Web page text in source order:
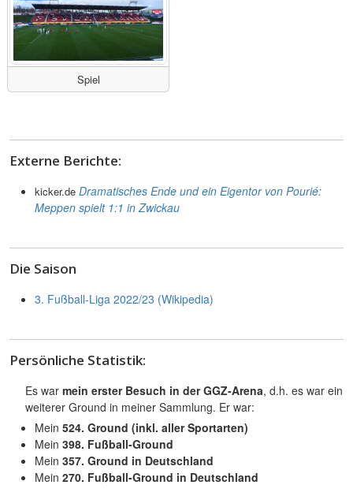
Spiel
Externe Berichte:
kicker.de Dramatisches Ende und ein Eigentor von Pourié:
Meppen spielt 1:1 in Zwickau
Die Saison
3. Fußball-Liga 2022/23 (Wikipedia)
Persönliche Statistik:
Es war mein erster Besuch in der GGZ-Arena, d.h. es war ein
weiterer Ground in meiner Sammlung. Er war:
Mein 524. Ground (inkl. aller Sportarten)
Mein 398. Fußball-Ground
Mein 357. Ground in Deutschland
Mein 270. Fußball-Ground in Deutschland